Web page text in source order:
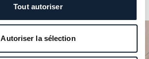
Tout autoriser
Autoriser la sélection